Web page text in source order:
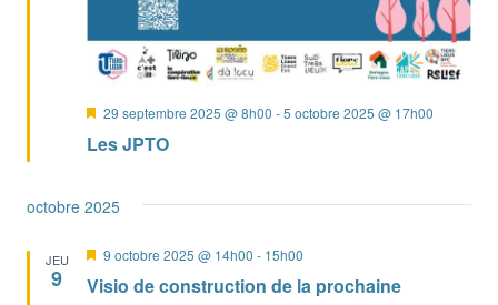
Les JPTO
Mis
avant
29 septembre 2025 @ 8h00 -5 octobre 2025 @ 17h00
octobre 2025
JEU
9
Visio de construction de la prochaine
Mis
avant
9 octobre 2025 @ 14h00 - 15h00